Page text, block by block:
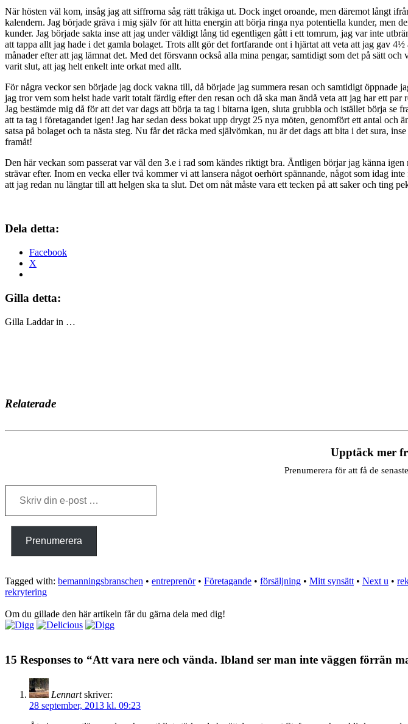
När hösten väl kom, insåg jag att siffrorna såg rätt tråkiga ut. Dock inget oroande, men däremot långt
kalendern. Jag började gräva i mig själv för att hitta energin att börja ringa nya potentiella kunder, men
kunder. Jag började sakta inse att jag under väldigt lång tid egentligen gått i ett tomrum, jag var inte
att tappa allt jag hade i det gamla bolaget. Trots allt gör det fortfarande ont i hjärtat att veta att jag gav
månader efter att jag lämnat det. Med det försvann också alla mina pengar, samtidigt som det på sätt
varit slut, att jag helt enkelt inte orkat med allt.
För några veckor sen började jag dock vakna till, då började jag summera resan och samtidigt
jag tror vem som helst hade varit totalt färdig efter den resan och då ska man ändå veta att jag har ett
Jag bestämde mig då för att det var dags att börja ta tag i bitarna igen, sluta grubbla och istället börja
att ta tag i företagandet igen! Jag har sedan dess bokat upp drygt 25 nya möten, genomfört ett antal
satsa på bolaget och ta nästa steg. Nu får det räcka med självömkan, nu är det dags att bita i det sura,
framåt!
Den här veckan som passerat var väl den 3.e i rad som kändes riktigt bra. Äntligen börjar jag känna
strävar efter. Inom en vecka eller två kommer vi att lansera något oerhört spännande, något som idag
att jag redan nu längtar till att helgen ska ta slut. Det om nåt måste vara ett tecken på att saker och ting
Dela detta:
Facebook
X
Gilla detta:
Gilla Laddar in …
Relaterade
Upptäck mer
Prenumerera för att få de
Prenumerera
Tagged with: bemanningsbranschen • entreprenör• Företagande • försäljning • Mitt synsätt • Next u •
rekrytering
Om du gillade den här artikeln får du gärna dela med dig!
15 Responses to “Att vara nere och vända. Ibland ser man inte väggen förrän
Lennart skriver:
28 september, 2013 kl. 09:23